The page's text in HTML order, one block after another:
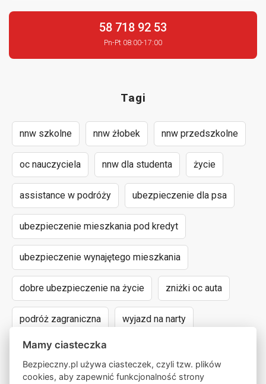
58 718 92 53
Pn-Pt 08:00-17:00
Tagi
nnw szkolne nnw żłobek nnw przedszkolne
oc nauczyciela nnw dla studenta życie
assistance w podróży ubezpieczenie dla psa
ubezpieczenie mieszkania pod kredyt
ubezpieczenie wynajętego mieszkania
dobre ubezpieczenie na życie zniżki oc auta
podróż zagraniczna wyjazd na narty
assistance dla aut powyżej 15 lat
następstwa nieszczęśliwych wypadków
Mamy ciasteczka
Bezpieczny.pl używa ciasteczek, czyli tzw. plików
cookies, aby zapewnić funkcjonalność strony